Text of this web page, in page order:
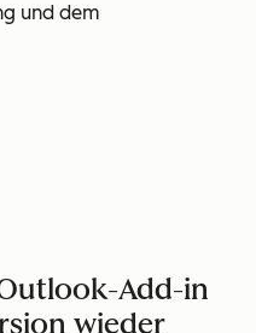
und dem
Add-in
wieder